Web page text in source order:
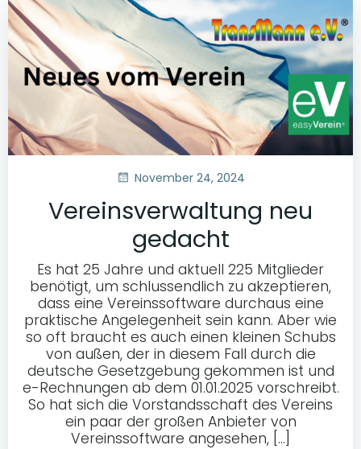
November 24, 2024
Vereinsverwaltung neu
gedacht
Es hat 25 Jahre und aktuell 225 Mitglieder
benötigt, um schlussendlich zu akzeptieren,
dass eine Vereinssoftware durchaus eine
praktische Angelegenheit sein kann. Aber wie
so oft braucht es auch einen kleinen Schubs
von außen, der in diesem Fall durch die
deutsche Gesetzgebung gekommen ist und
e-Rechnungen ab dem 01.01.2025 vorschreibt.
So hat sich die Vorstandsschaft des Vereins
ein paar der großen Anbieter von
Vereinssoftware angesehen, […]